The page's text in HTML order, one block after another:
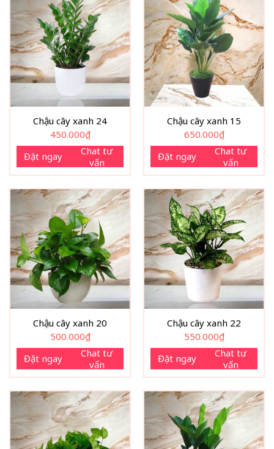
Chậu cây xanh 24
450.000₫
Đặt ngay
Chat tư
vấn
Chậu cây xanh 15
650.000₫
Đặt ngay
Chat tư
vấn
Chậu cây xanh 20
500.000₫
Đặt ngay
Chat tư
vấn
Chậu cây xanh 22
550.000₫
Đặt ngay
Chat tư
vấn